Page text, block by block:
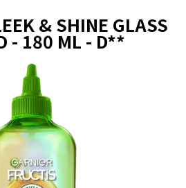
& SHINE GLASS
- 180 ML - D**